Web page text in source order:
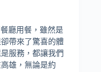
餐廳用餐，雖然是
帶來了驚喜的體
服務，都讓我們
雄，無論是約